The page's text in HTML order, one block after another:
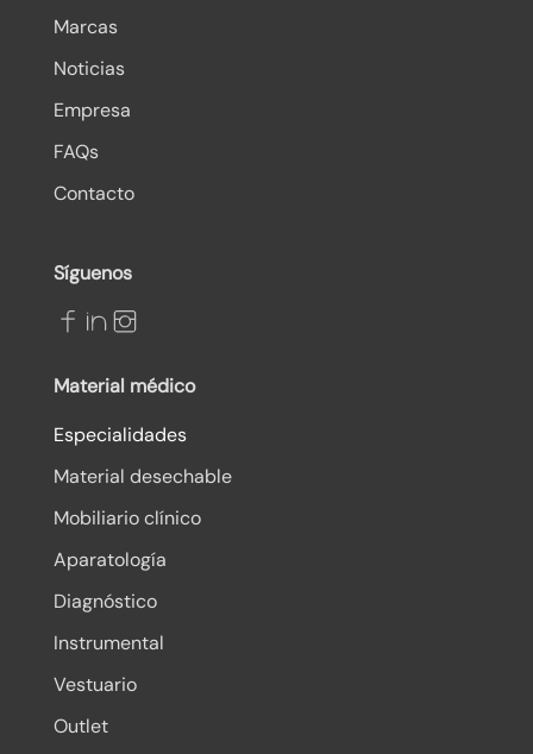
Marcas
Noticias
Empresa
FAQs
Contacto
Síguenos
Material médico
Especialidades
Material desechable
Mobiliario clínico
Aparatología
Diagnóstico
Instrumental
Vestuario
Outlet